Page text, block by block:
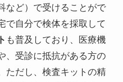
など）で受けることがで
で自分で検体を採取して
も普及しており、医療機
、受診に抵抗がある方の
ただし、検査キットの精